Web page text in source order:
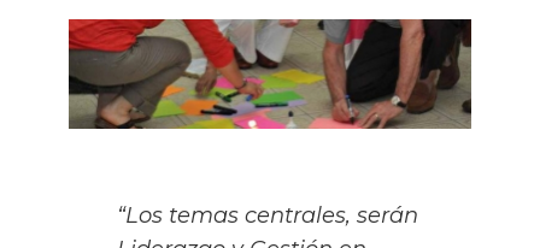
“Los temas centrales, serán